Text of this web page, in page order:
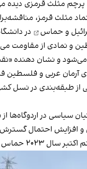
پرچم مثلث قرمزی
مثلث قرمز،
و حماس
در
و نمادی از مقاومت
و نشان دهنده
آرمان عربی و فلسطین
از طبقه‌بندی در
سیاسی در اردوگاه‌ها
احتمال گسترش
۲۰۲۳ حماس